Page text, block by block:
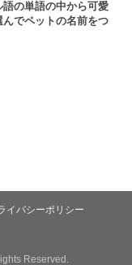
語の単語の中から可愛
んでペットの名前をつ
イバシーポリシー
Reserved.